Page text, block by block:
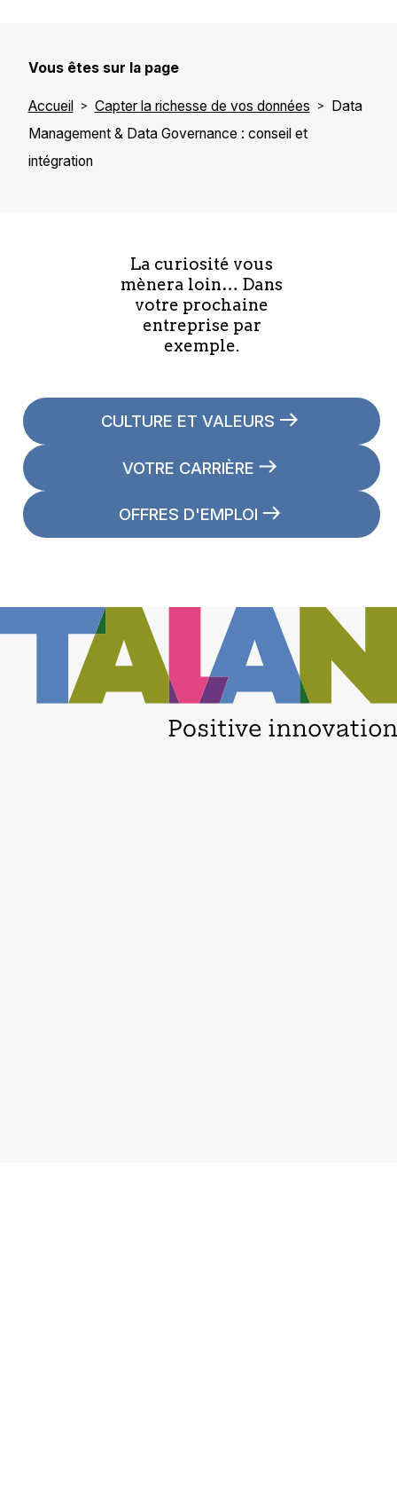
Vous êtes sur la page
Accueil Capter la richesse de vos données
Data
Management & Data Governance : conseil et
intégration
La curiosité vous
mènera loin… Dans
votre prochaine
entreprise par
exemple.
CULTURE ET VALEURS
VOTRE CARRIÈRE
OFFRES D'EMPLOI